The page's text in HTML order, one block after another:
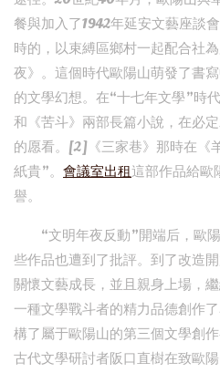
餐與加入了1942年延安文藝座談
時的，以束縛區鄉村一起配合社
夜》。這個時代歐陽山萌發了書
的文學幻想。在“十七年文學”時
和《苦斗》兩部長篇小說，在必
的愿看。[2]《三家巷》那時在《
紙貴”。 會議室出租這部作品給歐
譽。
“文明年夜反動”開端后，歐
些作品也遭到了批評。到了改造
關懷文藝成長，並且親身上場，
一種文學戰斗者的精力品德創作
構了屬于歐陽山的第三個文學創
古代文學研討者阪口直樹在致歐